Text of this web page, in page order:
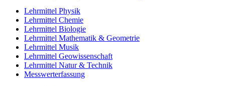
Lehrmittel Physik
Lehrmittel Chemie
Lehrmittel Biologie
Lehrmittel Mathematik & Geometrie
Lehrmittel Musik
Lehrmittel Geowissenschaft
Lehrmittel Natur & Technik
Messwerterfassung